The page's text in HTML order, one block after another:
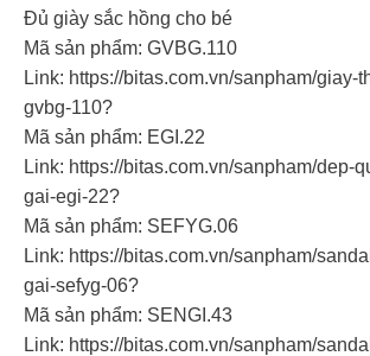
Đủ giày sắc hồng cho bé
Mã sản phẩm: GVBG.110
Link: https://bitas.com.vn/sanpham/giay-
gvbg-110?
Mã sản phẩm: EGI.22
Link: https://bitas.com.vn/sanpham/dep-
gai-egi-22?
Mã sản phẩm: SEFYG.06
Link: https://bitas.com.vn/sanpham/
gai-sefyg-06?
Mã sản phẩm: SENGI.43
Link: https://bitas.com.vn/sanpham/